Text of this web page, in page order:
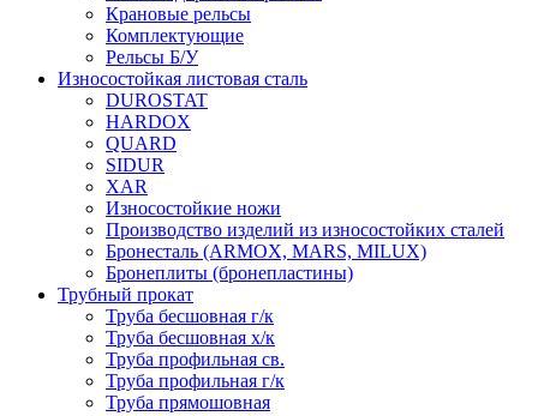
Крановые рельсы
Комплектующие
Рельсы Б/У
Износостойкая листовая сталь
DUROSTAT
HARDOX
QUARD
SIDUR
XAR
Износостойкие ножи
Производство изделий из износостойких сталей
Бронесталь (ARMOX, MARS, MILUX)
Бронеплиты (бронепластины)
Трубный прокат
Труба бесшовная г/к
Труба бесшовная х/к
Труба профильная св.
Труба профильная г/к
Труба прямошовная